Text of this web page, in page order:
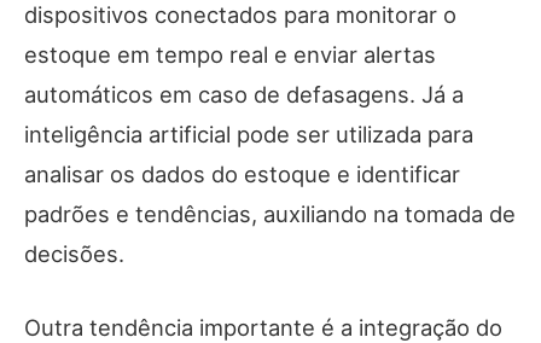
dispositivos conectados para monitorar o
estoque em tempo real e enviar alertas
automáticos em caso de defasagens. Já a
inteligência artificial pode ser utilizada para
analisar os dados do estoque e identificar
padrões e tendências, auxiliando na tomada de
decisões.
Outra tendência importante é a integração do